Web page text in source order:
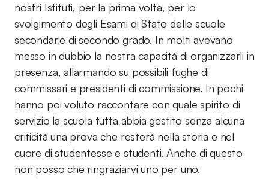
nostri Istituti, per la prima volta, per lo
svolgimento degli Esami di Stato delle scuole
secondarie di secondo grado. In molti avevano
messo in dubbio la nostra capacità di organizzarli in
presenza, allarmando su possibili fughe di
commissari e presidenti di commissione. In pochi
hanno poi voluto raccontare con quale spirito di
servizio la scuola tutta abbia gestito senza alcuna
criticità una prova che resterà nella storia e nel
cuore di studentesse e studenti. Anche di questo
non posso che ringraziarvi uno per uno.